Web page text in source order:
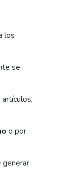
los
se
o por
generar